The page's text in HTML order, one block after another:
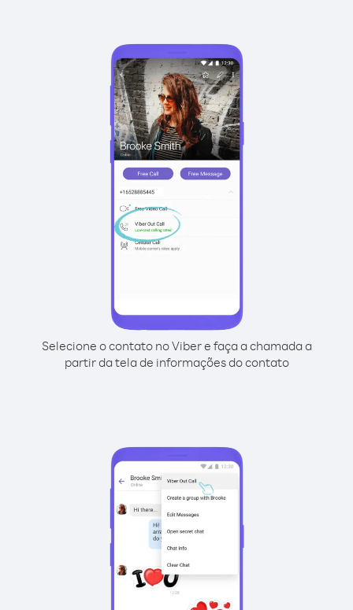
Selecione o contato no Viber e faça a chamada a
partir da tela de informações do contato